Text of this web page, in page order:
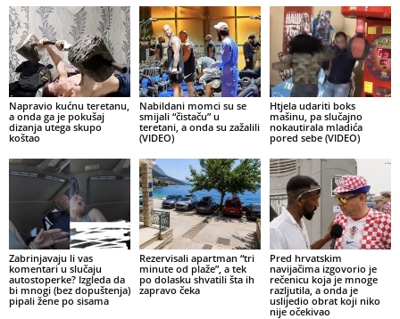
Napravio kućnu teretanu,
a onda ga je pokušaj
dizanja utega skupo
koštao
Nabildani momci su se
smijali “čistaču” u
teretani, a onda su zažalili
(VIDEO)
Htjela udariti boks
mašinu, pa slučajno
nokautirala mladića
pored sebe (VIDEO)
Zabrinjavaju li vas
komentari u slučaju
autostoperke? Izgleda da
bi mnogi (bez dopuštenja)
pipali žene po sisama
Rezervisali apartman “tri
minute od plaže”, a tek
po dolasku shvatili šta ih
zapravo čeka
Pred hrvatskim
navijačima izgovorio je
rečenicu koja je mnoge
razljutila, a onda je
uslijedio obrat koji niko
nije očekivao